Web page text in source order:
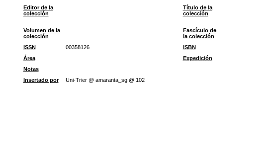
Editor de la
colección
Título de la
colección
Volumen de la
colección
Fascículo de
la colección
ISSN 00358126 ISBN
Área
Expedición
Notas
Insertado por
Uni-Trier @ amaranta_sg @ 102